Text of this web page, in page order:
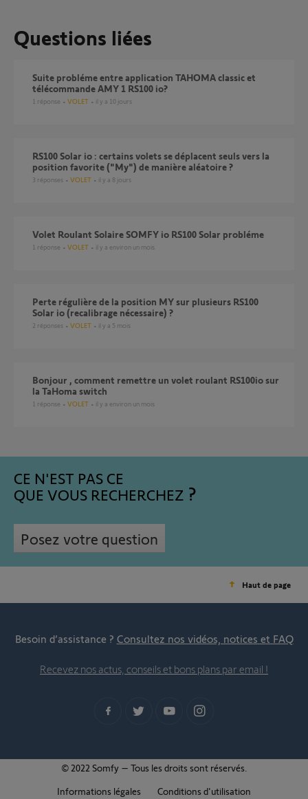
Questions liées
Suite probléme entre application TAHOMA classic et
télécommande AMY 1 RS100 io?
1 réponse VOLET il y a 10 jours
RS100 Solar io : certains volets se déplacent seuls vers la
position favorite ("My") de manière aléatoire ?
3 réponses VOLET il y a 8 jours
Volet Roulant Solaire SOMFY io RS100 Solar probléme
1 réponse VOLET il y a environ un mois
Perte régulière de la position MY sur plusieurs RS100
Solar io (recalibrage nécessaire) ?
2 réponses VOLET il y a 5 mois
Bonjour , comment remettre un volet roulant RS100io sur
la TaHoma switch
1 réponse VOLET il y a environ un mois
CE N'EST PAS CE
QUE VOUS RECHERCHEZ
Posez votre question
Haut de page
Besoin d’assistance ? Consultez nos vidéos, notices et FAQ
Recevez nos actus, conseils et bons plans par email !
© 2022 Somfy – Tous les droits sont réservés.
Informations légales
Conditions d'utilisation